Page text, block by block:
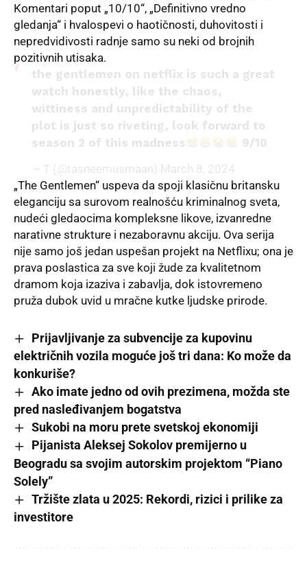
Komentari poput „10/10“, „Definitivno vredno
gledanja“ i hvalospevi o haotičnosti, duhovitosti i
nepredvidivosti radnje samo su neki od brojnih
pozitivnih utisaka.
the gentlemen on netflix is such a great
watch honestly, like the chaos,
wittiness and unpredictability of the
plot is just so riveting, look forward to
season 2 of this madness
9/10
— T (@tasneemusmaan) March 8, 2024
„The Gentlemen“ uspeva da spoji klasičnu britansku
eleganciju sa surovom realnošću kriminalnog sveta,
nudeći gledaocima kompleksne likove, izvanredne
narativne strukture i nezaboravnu akciju. Ova serija
nije samo još jedan uspešan projekt na Netflixu; ona je
prava poslastica za sve koji žude za kvalitetnom
dramom koja izaziva i zabavlja, dok istovremeno
pruža dubok uvid u mračne kutke ljudske prirode.
Prijavljivanje za subvencije za kupovinu
električnih vozila moguće još tri dana: Ko može da
konkuriše?
Ako imate jedno od ovih prezimena, možda ste
pred nasleđivanjem bogatstva
Sukobi na moru prete svetskoj ekonomiji
Pijanista Aleksej Sokolov premijerno u
Beogradu sa svojim autorskim projektom “Piano
Solely”
Tržište zlata u 2025: Rekordi, rizici i prilike za
investitore